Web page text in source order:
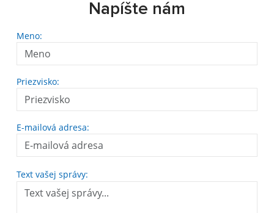
Napíšte nám
Meno:
Priezvisko:
E-mailová adresa:
Text vašej správy: